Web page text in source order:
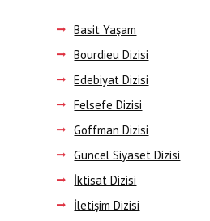
Next item
Basit Yaşam
Bourdieu Dizisi
Edebiyat Dizisi
Felsefe Dizisi
Goffman Dizisi
Güncel Siyaset Dizisi
İktisat Dizisi
İletişim Dizisi